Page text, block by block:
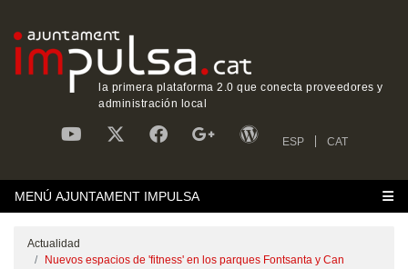
la primera plataforma 2.0 que conecta proveedores y
administración local
ESP CAT
MENÚ AJUNTAMENT IMPULSA
Actualidad
Nuevos espacios de 'fitness' en los parques Fontsanta y Can